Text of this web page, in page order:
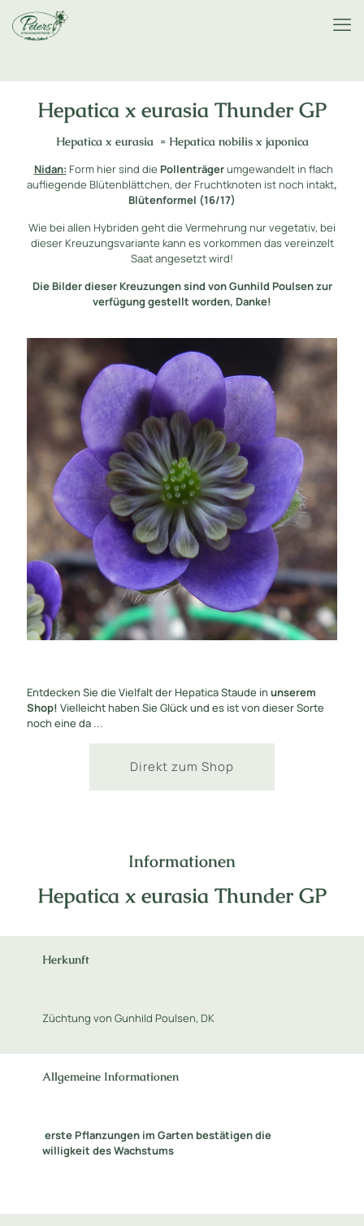
Hepatica x eurasia Thunder GP
Hepatica x eurasia = Hepatica nobilis x japonica
Nidan: Form hier sind die Pollenträgerumgewandelt in flach
aufliegende Blütenblättchen, der Fruchtknoten ist noch intakt,
Blütenformel (16/17)
Wie bei allen Hybriden geht die Vermehrung nur vegetativ, bei
dieser Kreuzungsvariante kann es vorkommen das vereinzelt
Saat angesetzt wird!
Die Bilder dieser Kreuzungen sind von Gunhild Poulsen zur
verfügung gestellt worden, Danke!
Entdecken Sie die Vielfalt der Hepatica Staude in unserem
Shop! Vielleicht haben Sie Glück und es ist von dieser Sorte
noch eine da ...
Direkt zum Shop
Informationen
Hepatica x eurasia Thunder GP
Herkunft
Züchtung von Gunhild Poulsen, DK
Allgemeine Informationen
erste Pflanzungen im Garten bestätigen die
willigkeit des Wachstums